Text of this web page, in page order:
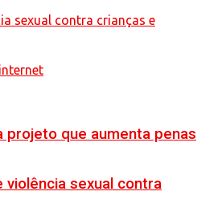
projeto que aumenta penas
violência sexual contra